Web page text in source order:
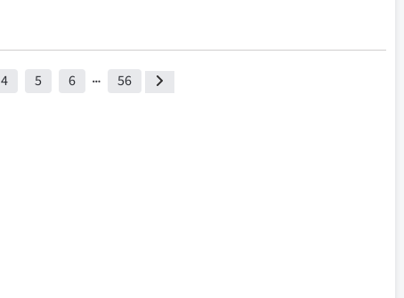
4 5 6 56